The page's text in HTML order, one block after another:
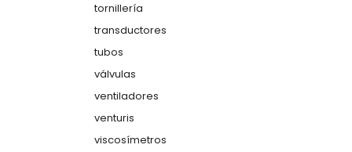
tornillería
transductores
tubos
válvulas
ventiladores
venturis
viscosímetros